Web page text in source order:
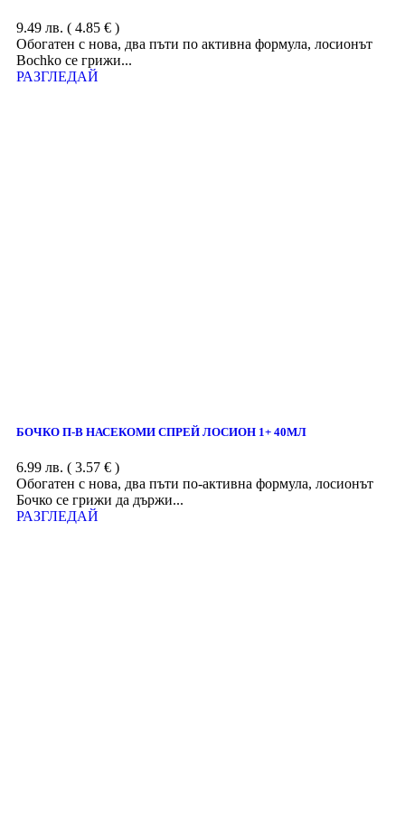
9.49 лв. ( 4.85 € )
Обогатен с нова, два пъти по активна формула, лосионът
Bochko се грижи...
РАЗГЛЕДАЙ
БОЧКО П-В НАСЕКОМИ СПРЕЙ ЛОСИОН 1+ 40МЛ
6.99 лв. ( 3.57 € )
Обогатен с нова, два пъти по-активна формула, лосионът
Бочко се грижи да държи...
РАЗГЛЕДАЙ